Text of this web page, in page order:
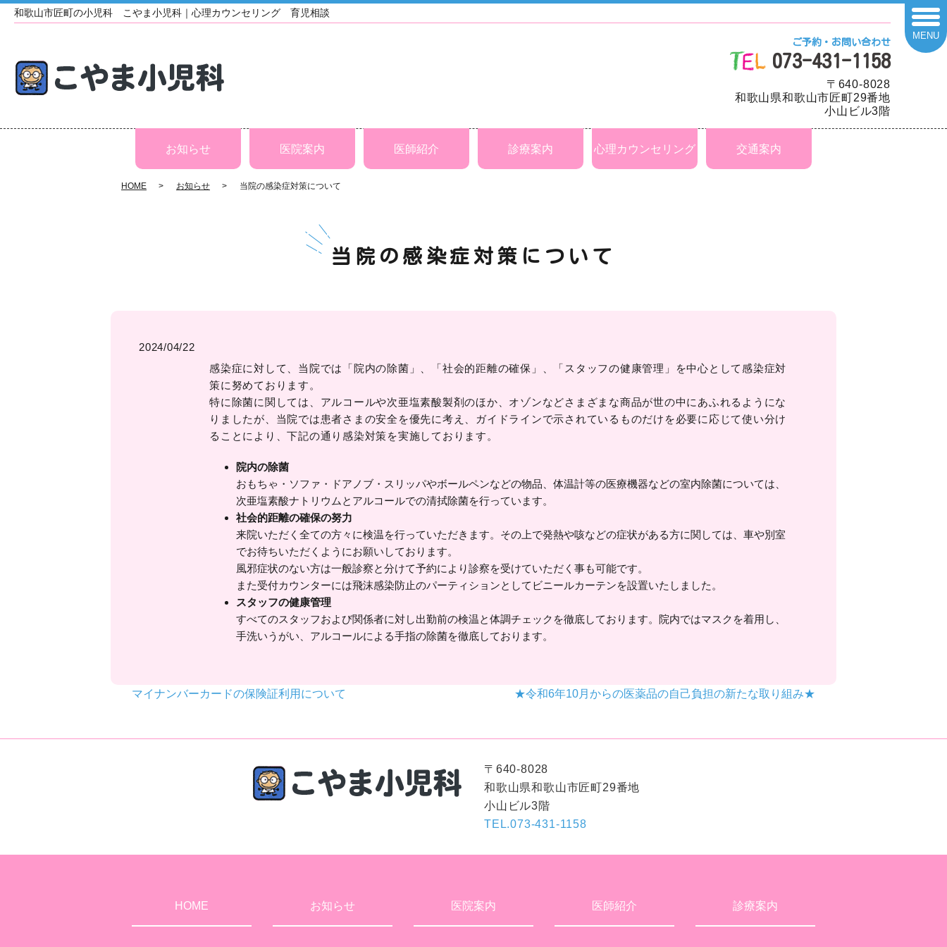
和歌山市匠町の小児科 こやま小児科｜心理カウンセリング 育児相談
お知らせ 医院案内 医師紹介 診療案内 心理カウンセリング 交通案内
ご予約・お問い合わせ
073-431-1158
〒640-8028
和歌山県和歌山市匠町29番地
小山ビル3階
MENU
HOME お知らせ 当院の感染症対策について
当院の感染症対策について
2024/04/22
感染症に対して、当院では「院内の除菌」、「社会的距離の確保」、「スタッフの健康管理」を中心として感染症対
策に努めております。
特に除菌に関しては、アルコールや次亜塩素酸製剤のほか、オゾンなどさまざまな商品が世の中にあふれるようにな
りましたが、当院では患者さまの安全を優先に考え、ガイドラインで示されているものだけを必要に応じて使い分け
ることにより、下記の通り感染対策を実施しております。
院内の除菌
おもちゃ・ソファ・ドアノブ・スリッパやボールペンなどの物品、体温計等の医療機器などの室内除菌については、
次亜塩素酸ナトリウムとアルコールでの清拭除菌を行っています。
社会的距離の確保の努力
来院いただく全ての方々に検温を行っていただきます。その上で発熱や咳などの症状がある方に関しては、車や別室
でお待ちいただくようにお願いしております。
風邪症状のない方は一般診察と分けて予約により診察を受けていただく事も可能です。
また受付カウンターには飛沫感染防止のパーティションとしてビニールカーテンを設置いたしました。
スタッフの健康管理
すべてのスタッフおよび関係者に対し出勤前の検温と体調チェックを徹底しております。院内ではマスクを着用し、
手洗いうがい、アルコールによる手指の除菌を徹底しております。
マイナンバーカードの保険証利用について ★令和6年10月からの医薬品の自己負担の新たな取り組み★
〒640-8028
和歌山県和歌山市匠町29番地
小山ビル3階
TEL.073-431-1158
HOME お知らせ 医院案内 医師紹介 診療案内